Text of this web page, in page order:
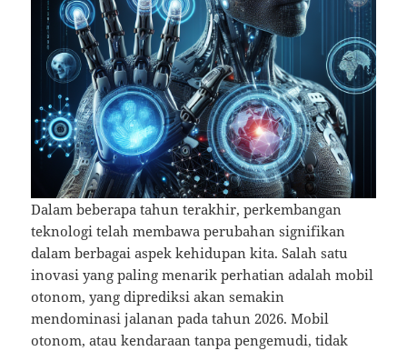
Dalam beberapa tahun terakhir, perkembangan
teknologi telah membawa perubahan signifikan
dalam berbagai aspek kehidupan kita. Salah satu
inovasi yang paling menarik perhatian adalah mobil
otonom, yang diprediksi akan semakin
mendominasi jalanan pada tahun 2026. Mobil
otonom, atau kendaraan tanpa pengemudi, tidak